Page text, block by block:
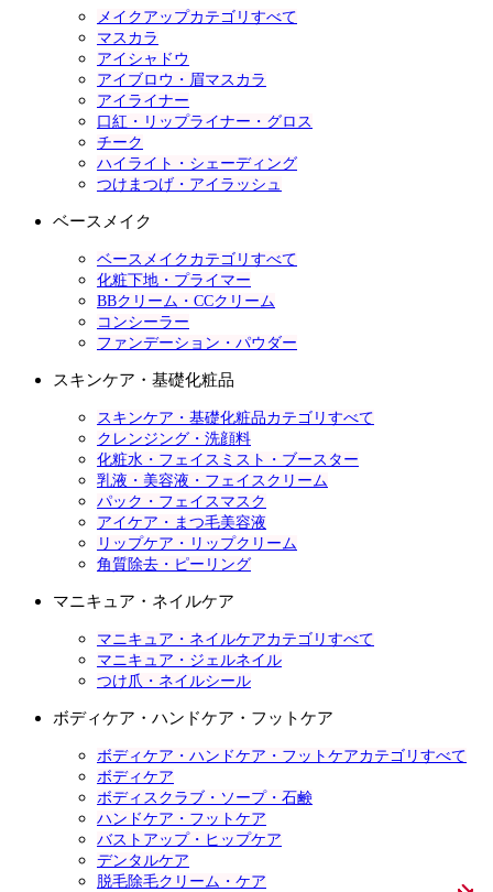
メイクアップカテゴリすべて
マスカラ
アイシャドウ
アイブロウ・眉マスカラ
アイライナー
口紅・リップライナー・グロス
チーク
ハイライト・シェーディング
つけまつげ・アイラッシュ
ベースメイク
ベースメイクカテゴリすべて
化粧下地・プライマー
BBクリーム・CCクリーム
コンシーラー
ファンデーション・パウダー
スキンケア・基礎化粧品
スキンケア・基礎化粧品カテゴリすべて
クレンジング・洗顔料
化粧水・フェイスミスト・ブースター
乳液・美容液・フェイスクリーム
パック・フェイスマスク
アイケア・まつ毛美容液
リップケア・リップクリーム
角質除去・ピーリング
マニキュア・ネイルケア
マニキュア・ネイルケアカテゴリすべて
マニキュア・ジェルネイル
つけ爪・ネイルシール
ボディケア・ハンドケア・フットケア
ボディケア・ハンドケア・フットケアカテゴリすべて
ボディケア
ボディスクラブ・ソープ・石鹸
ハンドケア・フットケア
バストアップ・ヒップケア
デンタルケア
脱毛除毛クリーム・ケア